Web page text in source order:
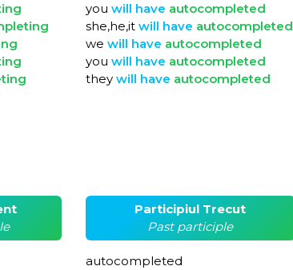
you will have autocompleted
she,he,it will have autocompleted
we will have autocompleted
you will have autocompleted
they will have autocompleted
Participiul Trecut
Past participle
autocompleted